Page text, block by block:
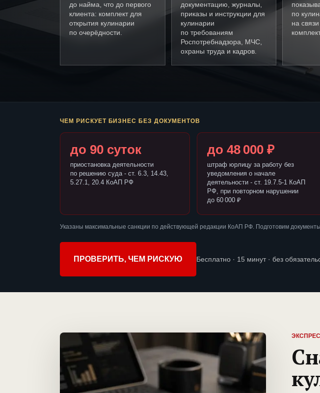
до найма, что до первого
клиента: комплект для
открытия кулинарии
по очерёдности.
документацию, журналы,
приказы и инструкции для
кулинарии
по требованиям
Роспотребнадзора, МЧС,
охраны труда и кадров.
по
на
ЧЕМ РИСКУЕТ БИЗНЕС БЕЗ ДОКУМЕНТОВ
до 90 суток
приостановка деятельности
по решению суда - ст. 6.3, 14.43,
5.27.1, 20.4 КоАП РФ
до 48 000 ₽
штраф юрлицу за работу без
уведомления о начале
деятельности - ст. 19.7.5-1 КоАП
РФ, при повторном нарушении
до 60 000 ₽
Указаны максимальные санкции по действующей редакции КоАП РФ. Подготовим
ПРОВЕРИТЬ, ЧЕМ РИСКУЮ Бесплатно · 15 минут · без